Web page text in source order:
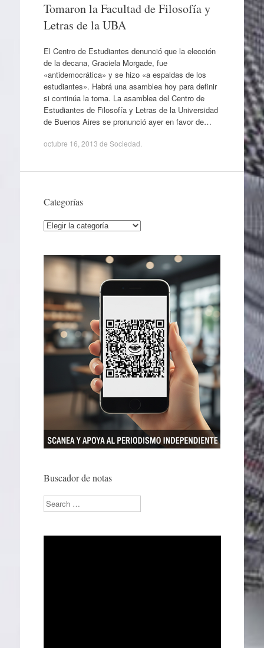
Tomaron la Facultad de Filosofía y
Letras de la UBA
El Centro de Estudiantes denunció que la elección
de la decana, Graciela Morgade, fue
«antidemocrática» y se hizo «a espaldas de los
estudiantes». Habrá una asamblea hoy para definir
si continúa la toma. La asamblea del Centro de
Estudiantes de Filosofía y Letras de la Universidad
de Buenos Aires se pronunció ayer en favor de…
octubre 16, 2013 de Sociedad
Categorías
Categorías
Buscador de notas
Search